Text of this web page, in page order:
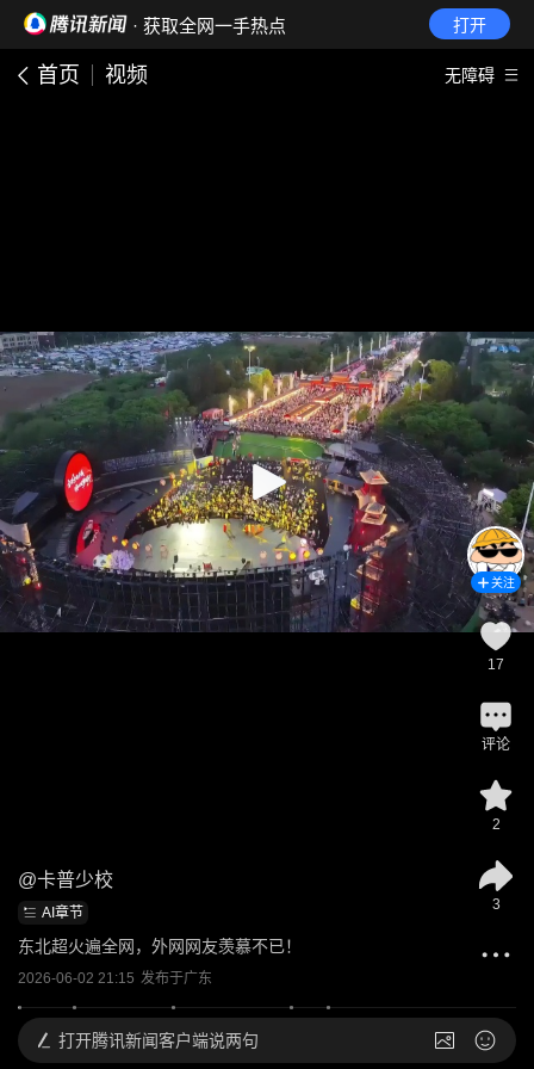
· 获取全网一手热点 打开
首页 视频 无障碍
@卡普少校
AI章节
东北超火遍全网，外网网友羡慕不已！
2026-06-02 21:15 发布于广东
关注
17
评论
2
3
打开腾讯新闻客户端说两句